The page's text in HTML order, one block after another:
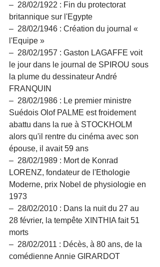
–  28/02/1922 : Fin du protectorat
britannique sur l'Egypte
–  28/02/1946 : Création du journal «
l'Equipe »
–  28/02/1957 : Gaston LAGAFFE voit
le jour dans le journal de SPIROU sous
la plume du dessinateur André
FRANQUIN
–  28/02/1986 : Le premier ministre
Suédois Olof PALME est froidement
abattu dans la rue à STOCKHOLM
alors qu'il rentre du cinéma avec son
épouse, il avait 59 ans
–  28/02/1989 : Mort de Konrad
LORENZ, fondateur de l'Ethologie
Moderne, prix Nobel de physiologie en
1973
–  28/02/2010 : Dans la nuit du 27 au
28 février, la tempête XINTHIA fait 51
morts
–  28/02/2011 : Décès, à 80 ans, de la
comédienne Annie GIRARDOT